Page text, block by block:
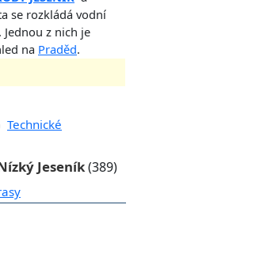
se rozkládá vodní
z nich je
na Praděd.
Technické
Jeseník(389)